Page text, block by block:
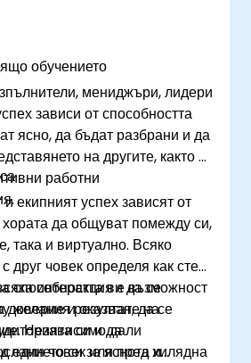
обучението
мениджъри, лидери
зависи от способността
ясно, да бъдат разбрани и да
на другите, както и
работни
екипният успех зависят от
хората да общуват помежду си,
така и виртуално. Всяко
друг човек определя как сте
интеракция е възможност
доверие и оказване на
Независимо дали
един човек или пред хилядна
способността ви да се
желания резултат, да се
си и да
си за яснота и